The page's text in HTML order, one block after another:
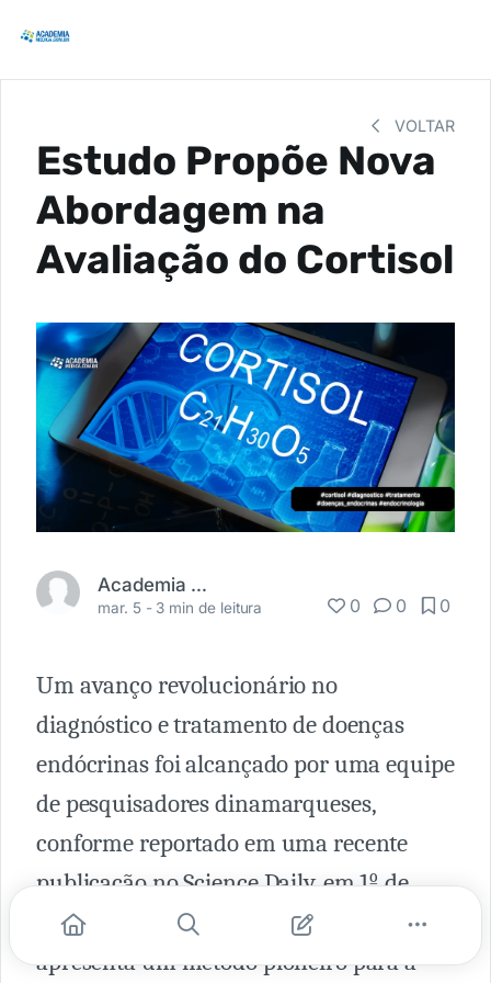
VOLTAR
Estudo Propõe Nova
Abordagem na
Avaliação do Cortisol
Academia Médica
mar. 5 - 3 min de leitura 0 0 0
Um avanço revolucionário no
diagnóstico e tratamento de doenças
endócrinas foi alcançado por uma equipe
de pesquisadores dinamarqueses,
conforme reportado em uma recente
publicação no Science Daily, em 1º de
março de 2024. Este estudo inovador
apresenta um método pioneiro para a